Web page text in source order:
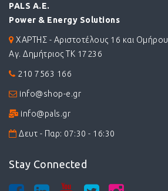
PALS A.E.
Power & Energy Solutions
ΧΑΡΤΗΣ - Αριστοτέλους 16 και Ομήρου
Αγ. Δημήτριος ΤΚ 17236
210 7563 166
info@shop-e.gr
info@pals.gr
Δευτ - Παρ: 07:30 - 16:30
Stay Connected